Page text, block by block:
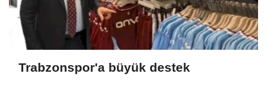
Trabzonspor'a büyük destek